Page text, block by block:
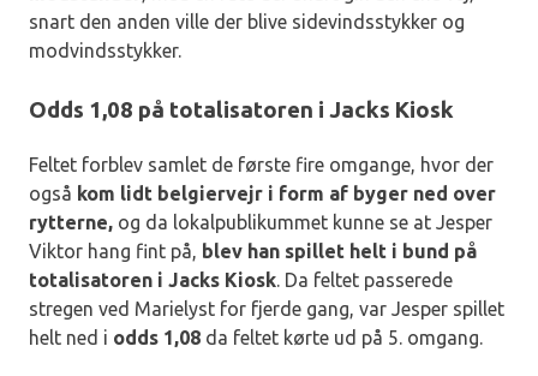
snart den anden ville der blive sidevindsstykker og
modvindsstykker.
Odds 1,08 på totalisatoren i Jacks Kiosk
Feltet forblev samlet de første fire omgange, hvor der
også kom lidt belgiervejr i form af byger ned over
rytterne, og da lokalpublikummet kunne se at Jesper
Viktor hang fint på, blev han spillet helt i bund på
totalisatoren i Jacks Kiosk. Da feltet passerede
stregen ved Marielyst for fjerde gang, var Jesper spillet
helt ned i odds 1,08 da feltet kørte ud på 5. omgang.